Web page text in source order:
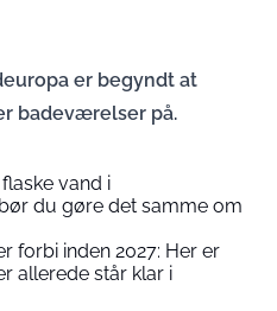
er begyndt at
badeværelser på.
vand i
du gøre det samme om
forbi inden 2027: Her er
allerede står klar i